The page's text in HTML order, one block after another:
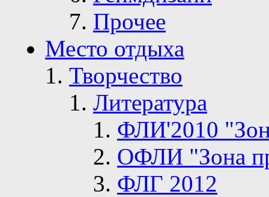
Прочее
Место отдыха
Творчество
Литература
ФЛИ'2010
ОФЛИ "Зона
ФЛГ 2012